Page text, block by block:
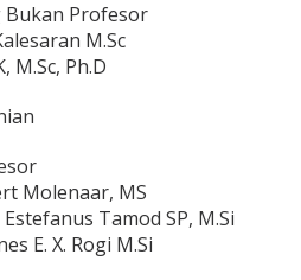
Bukan Profesor
M.Sc
M.Sc, Ph.D
Molenaar, MS
Tamod SP, M.Si
E. X. Rogi M.Si